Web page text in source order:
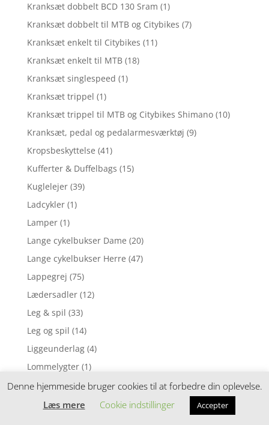
Kranksæt dobbelt BCD 130 Sram (1)
Kranksæt dobbelt til MTB og Citybikes (7)
Kranksæt enkelt til Citybikes (11)
Kranksæt enkelt til MTB (18)
Kranksæt singlespeed (1)
Kranksæt trippel (1)
Kranksæt trippel til MTB og Citybikes Shimano (10)
Kranksæt, pedal og pedalarmesværktøj (9)
Kropsbeskyttelse (41)
Kufferter & Duffelbags (15)
Kuglelejer (39)
Ladcykler (1)
Lamper (1)
Lange cykelbukser Dame (20)
Lange cykelbukser Herre (47)
Lappegrej (75)
Lædersadler (12)
Leg & spil (33)
Leg og spil (14)
Liggeunderlag (4)
Lommelygter (1)
Lommelygter & pandelamper (7)
Loosefit cykelshorts (14)
Denne hjemmeside bruger cookies til at forbedre din oplevelse.
Læs mere
Cookie indstillinger Accepter